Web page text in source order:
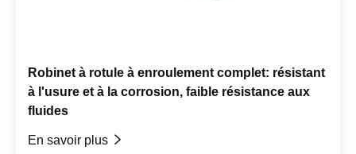
Robinet à rotule à enroulement complet: résistant
à l'usure et à la corrosion, faible résistance aux
fluides
En savoir plus 